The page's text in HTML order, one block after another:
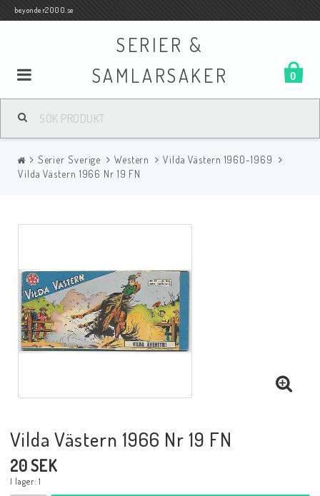
beyonder2000.se
SERIER &
SAMLARSAKER
0
Samlar- och Spelkort
Serier
Böcker
Film
Musik
Samlartillbehör
Serier Sverige Western
Vilda Västern 1960-1969
Vilda Västern 1966 Nr 19 FN
Vilda Västern 1966 Nr 19 FN
20 SEK
I lager: 1